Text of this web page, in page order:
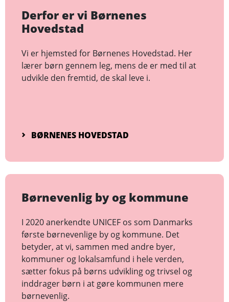
Derfor er vi Børnenes
Hovedstad
Vi er hjemsted for Børnenes Hovedstad. Her
lærer børn gennem leg, mens de er med til at
udvikle den fremtid, de skal leve i.
BØRNENES HOVEDSTAD
Børnevenlig by og kommune
I 2020 anerkendte UNICEF os som Danmarks
første børnevenlige by og kommune. Det
betyder, at vi, sammen med andre byer,
kommuner og lokalsamfund i hele verden,
sætter fokus på børns udvikling og trivsel og
inddrager børn i at gøre kommunen mere
børnevenlig.